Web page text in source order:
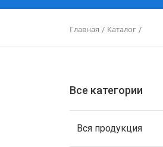
Главная / Каталог /
Все категории
Вся продукция